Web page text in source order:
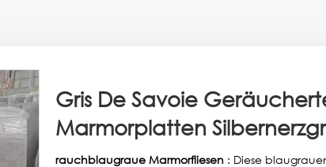
Gris De Savoie
Marmorplatten
rauchblaugraue Marmorfliesen: Diese